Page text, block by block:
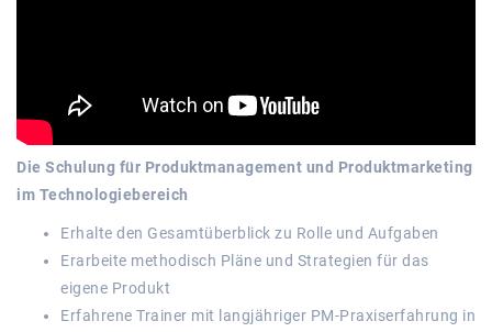
Die Schulung für Produktmanagement und Produktmarketing
im Technologiebereich
Erhalte den Gesamtüberblick zu Rolle und Aufgaben
Erarbeite methodisch Pläne und Strategien für das
eigene Produkt
Erfahrene Trainer mit langjähriger PM-Praxiserfahrung in